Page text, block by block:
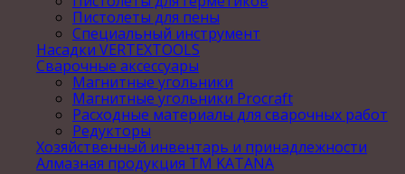
Пистолеты для пены
Специальный инструмент
Насадки VERTEXTOOLS
Сварочные аксессуары
Магнитные угольники
Магнитные угольники Procraft
Расходные материалы для сварочных работ
Редукторы
Хозяйственный инвентарь и принадлежности
Алмазная продукция ТМ KATANA